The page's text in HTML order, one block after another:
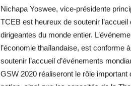
Nichapa Yoswee, vice-présidente
TCEB est heureux de soutenir
dirigeantes du monde entier.
l’économie thaïlandaise, est conforme
soutenir l’accueil d’événements
GSW 2020 réaliseront le rôle